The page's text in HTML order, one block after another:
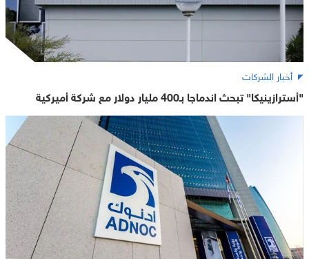
أخبار الشركات
"أسترازينيكا" تبحث اندماجا بـ400 مليار دولار مع شركة أميركية